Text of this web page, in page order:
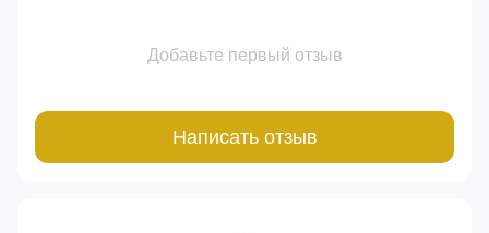
Добавьте первый отзыв
Написать отзыв